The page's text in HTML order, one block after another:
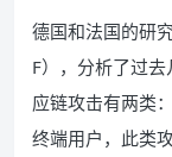
德国和法国的研
F），分析了过
应链攻击有两类
终端用户，此类